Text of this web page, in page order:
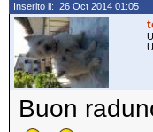
Inserito il: 26 Oct 2014 01:05
Buon